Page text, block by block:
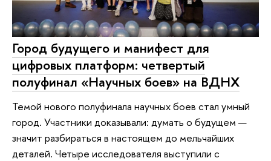
Город будущего и манифест для
цифровых платформ: четвертый
полуфинал «Научных боев» на ВДНХ
Темой нового полуфинала научных боев стал умный
город. Участники доказывали: думать о будущем —
значит разбираться в настоящем до мельчайших
деталей. Четыре исследователя выступили с